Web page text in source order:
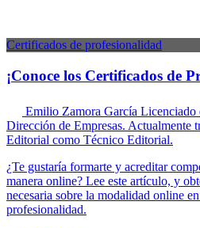
Certificados de profesionalidad
¡Conoce los Certificados de
Emilio Zamora García Licenciado
Dirección de Empresas. Actualmente
Editorial como Técnico Editorial.
¿Te gustaría formarte y acreditar
manera online? Lee este artículo, y
necesaria sobre la modalidad online
profesionalidad.